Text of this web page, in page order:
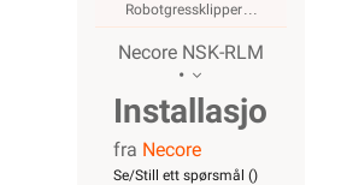
Robotgressklipper
Necore NSK-RLM
•
for
fra Necore
Se/Still ett spørsmål ()